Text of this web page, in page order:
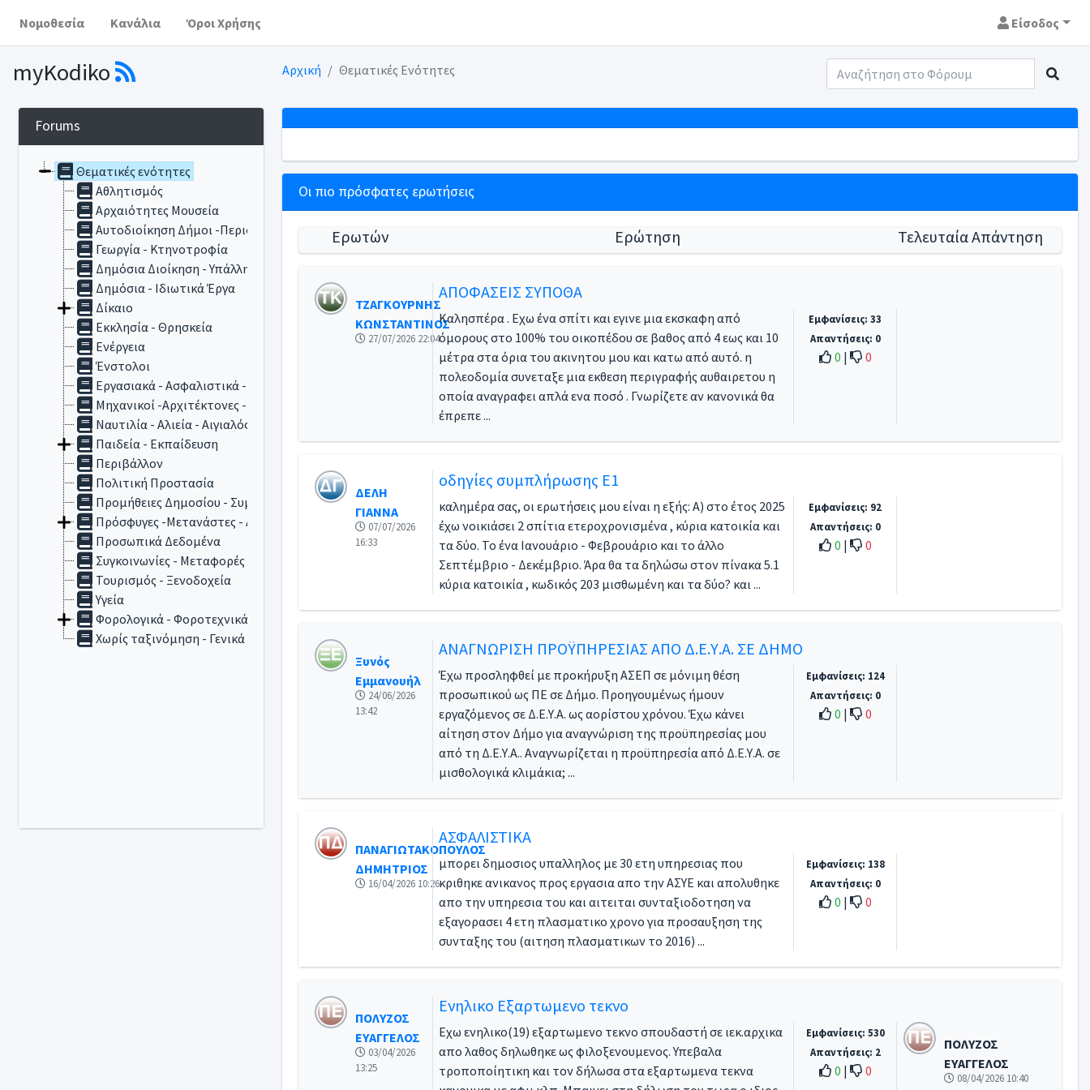
Νομοθεσία Κανάλια Όροι Χρήσης Είσοδος
myKodiko Αρχική Θεματικές Ενότητες
Forums
Θεματικές ενότητες
Αθλητισμός
Αρχαιότητες Μουσεία
Αυτοδιοίκηση Δήμοι -Περιφέρειες
Γεωργία - Κτηνοτροφία
Δημόσια Διοίκηση - Υπάλληλοι
Δημόσια - Ιδιωτικά Έργα
Δίκαιο
Εκκλησία - Θρησκεία
Ενέργεια
Ένστολοι
Εργασιακά - Ασφαλιστικά - Συνταξιοδοτικά
Μηχανικοί -Αρχιτέκτονες - Αυθαίρετα
Ναυτιλία - Αλιεία - Αιγιαλός
Παιδεία - Εκπαίδευση
Περιβάλλον
Πολιτική Προστασία
Προμήθειες Δημοσίου - Συμβάσεις
Πρόσφυγες -Μετανάστες - Αλλοδαποί
Προσωπικά Δεδομένα
Συγκοινωνίες - Μεταφορές
Τουρισμός - Ξενοδοχεία
Υγεία
Φορολογικά - Φοροτεχνικά
Χωρίς ταξινόμηση - Γενικά
Οι πιο πρόσφατες ερωτήσεις
Ερωτών Ερώτηση Τελευταία Απάντηση
ΤΖΑΓΚΟΥΡΝΗΣ
ΚΩΝΣΤΑΝΤΙΝΟΣ
27/07/2026 22:04
ΑΠΟΦΑΣΕΙΣ ΣΥΠΟΘΑ
Καλησπέρα . Εχω ένα σπίτι και εγινε μια εκσκαφη από
όμορους στο 100% του οικοπέδου σε βαθος από 4 εως και 10
μέτρα στα όρια του ακινητου μου και κατω από αυτό. η
πολεοδομία συνεταξε μια εκθεση περιγραφής αυθαιρετου η
οποία αναγραφει απλά ενα ποσό . Γνωρίζετε αν κανονικά θα
έπρεπε ...
Εμφανίσεις: 33
Απαντήσεις: 0
0 | 0
ΔΕΛΗ
ΓΙΑΝΝΑ
07/07/2026
16:33
οδηγίες συμπλήρωσης Ε1
καλημέρα σας, οι ερωτήσεις μου είναι η εξής: Α) στο έτος 2025
έχω νοικιάσει 2 σπίτια ετεροχρονισμένα , κύρια κατοικία και
τα δύο. Το ένα Ιανουάριο - Φεβρουάριο και το άλλο
Σεπτέμβριο - Δεκέμβριο. Άρα θα τα δηλώσω στον πίνακα 5.1
κύρια κατοικία , κωδικός 203 μισθωμένη και τα δύο? και ...
Εμφανίσεις: 92
Απαντήσεις: 0
0 | 0
Ξυνός
Εμμανουήλ
24/06/2026
13:42
ΑΝΑΓΝΩΡΙΣΗ ΠΡΟΫΠΗΡΕΣΙΑΣ ΑΠΟ Δ.Ε.Υ.Α. ΣΕ ΔΗΜΟ
Έχω προσληφθεί με προκήρυξη ΑΣΕΠ σε μόνιμη θέση
προσωπικού ως ΠΕ σε Δήμο. Προηγουμένως ήμουν
εργαζόμενος σε Δ.Ε.Υ.Α. ως αορίστου χρόνου. Έχω κάνει
αίτηση στον Δήμο για αναγνώριση της προϋπηρεσίας μου
από τη Δ.Ε.Υ.Α.. Αναγνωρίζεται η προϋπηρεσία από Δ.Ε.Υ.Α. σε
μισθολογικά κλιμάκια; ...
Εμφανίσεις: 124
Απαντήσεις: 0
0 | 0
ΠΑΝΑΓΙΩΤΑΚΟΠΟΥΛΟΣ
ΔΗΜΗΤΡΙΟΣ
16/04/2026 10:26
ΑΣΦΑΛΙΣΤΙΚΑ
μπορει δημοσιος υπαλληλος με 30 ετη υπηρεσιας που
κριθηκε ανικανος προς εργασια απο την ΑΣΥΕ και απολυθηκε
απο την υπηρεσια του και αιτειται συνταξιοδοτηση να
εξαγορασει 4 ετη πλασματικο χρονο για προσαυξηση της
συνταξης του (αιτηση πλασματικων το 2016) ...
Εμφανίσεις: 138
Απαντήσεις: 0
0 | 0
ΠΟΛΥΖΟΣ
ΕΥΑΓΓΕΛΟΣ
03/04/2026
13:25
Ενηλικο Εξαρτωμενο τεκνο
Εχω ενηλικο(19) εξαρτωμενο τεκνο σπουδαστή σε ιεκ.αρχικα
απο λαθος δηλωθηκε ως φιλοξενουμενος. Υπεβαλα
τροποποίητικη και τον δήλωσα στα εξαρτωμενα τεκνα
Εμφανίσεις: 530
Απαντήσεις: 2
0 | 0
ΠΟΛΥΖΟΣ
ΕΥΑΓΓΕΛΟΣ
08/04/2026 10:40